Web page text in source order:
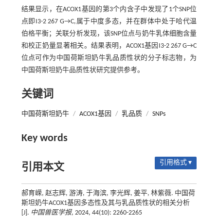
结果显示，在ACOX1基因的第3个内含子中发现了1个SNP位
点即I3-2 267 G→C,属于中度多态，并在群体中处于哈代温
伯格平衡；关联分析发现，该SNP位点与奶牛乳体细胞含量
和校正奶量显著相关。结果表明，ACOX1基因I3-2 267 G→C
位点可作为中国荷斯坦奶牛乳品质性状的分子标志物，为
中国荷斯坦奶牛品质性状研究提供参考。
关键词
中国荷斯坦奶牛 / ACOX1基因 / 乳品质 / SNPs
Key words
引用本文 引用格式 ▾
郝育嵘, 赵志辉, 游涛, 于海滨, 李光辉, 姜平, 林紫薇. 中国荷
斯坦奶牛ACOX1基因多态性及其与乳品质性状的相关分析
[J]. 中国兽医学报, 2024, 44(10): 2260-2265